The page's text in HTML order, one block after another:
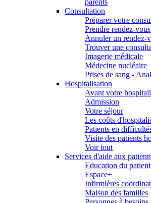
parents
Consultation
Préparer votre
Prendre rendez-vous
Annuler un rendez-
Trouver une
Imagerie médicale
Médecine nucléaire
Prises de sang -
Hospitalisation
Avant votre
Admission
Votre séjour
Les coûts
Patients en
Visite des patients
Voir tout
Services d'aide aux
Education du patient
Espace+
Infirmières
Maison des familles